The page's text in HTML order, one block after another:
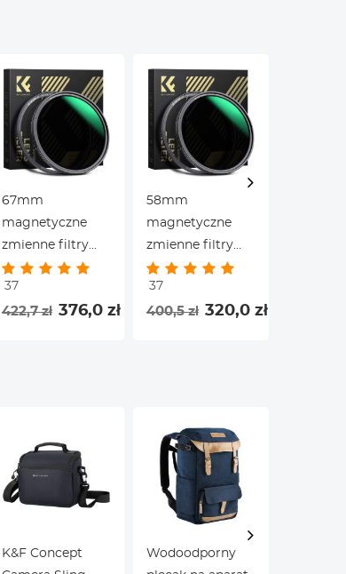
67mm
magnetyczne
zmienne filtry
obiektywu ND8-
ND128 (3-7
stopni) - Nano-X
37
422,7 zł 376,0 zł
58mm
magnetyczne
zmienne filtry
obiektywu ND8-
ND128 (3-7
stopni) - Nano-X
37
400,5 zł 320,0 zł
K&F Concept
Wodoodporny